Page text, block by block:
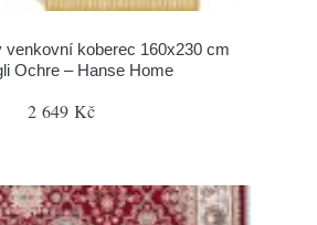
venkovní koberec 160x230 cm
Ochre – Hanse Home
2 649 Kč